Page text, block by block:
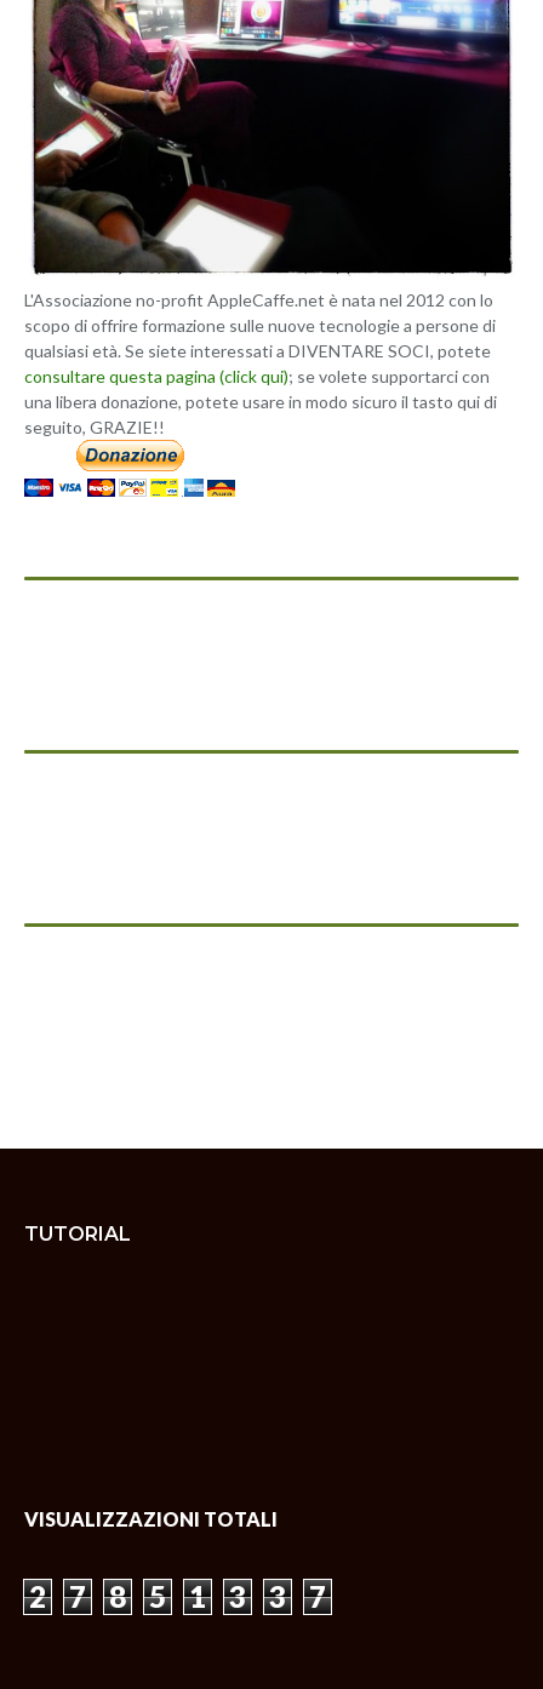
L'Associazione no-profit AppleCaffe.net è nata nel 2012 con lo
scopo di offrire formazione sulle nuove tecnologie a persone di
qualsiasi età. Se siete interessati a DIVENTARE SOCI, potete
consultare questa pagina (click qui); se volete supportarci con
una libera donazione, potete usare in modo sicuro il tasto qui di
seguito, GRAZIE!!
TUTORIAL
VISUALIZZAZIONI TOTALI
2 7 8 5 1 3 3 7